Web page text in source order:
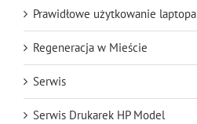
Prawidłowe użytkowanie laptopa
Regeneracja w Mieście
Serwis
Serwis Drukarek HP Model